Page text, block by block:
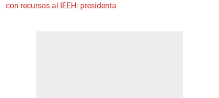
con recursos al IEEH: presidenta